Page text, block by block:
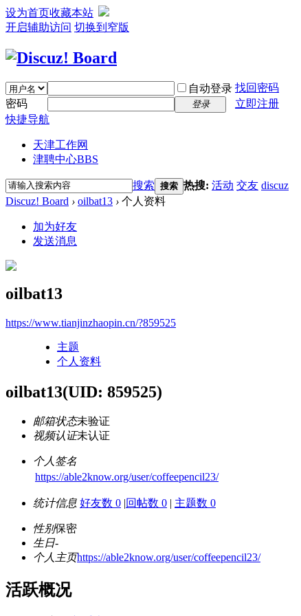
设为首页收藏本站
开启辅助访问 切换到窄版
自动登录 找回密码
密码
登录
立即注册
快捷导航
天津工作网
津聘中心BBS
搜索 搜索 热搜: 活动 交友 discuz
Discuz! Board › oilbat13 › 个人资料
加为好友
发送消息
oilbat13
https://www.tianjinzhaopin.cn/?859525
主题
个人资料
oilbat13(UID: 859525)
邮箱状态未验证
视频认证未认证
个人签名
https://able2know.org/user/coffeepencil23/
统计信息 好友数 0 |回帖数 0 | 主题数 0
性别保密
生日-
个人主页https://able2know.org/user/coffeepencil23/
活跃概况